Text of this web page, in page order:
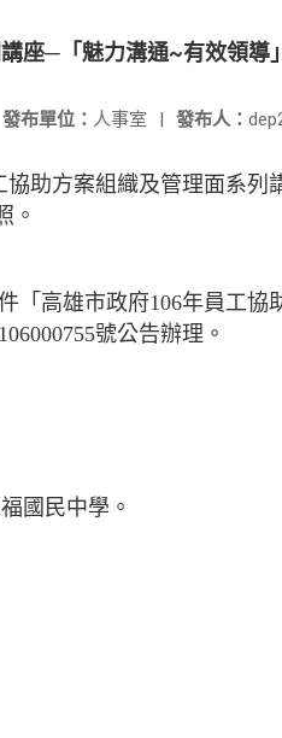
座─「魅力溝通~有效領導」
發布人：
發布單位： 人事室 |
協助方案組織及管理面系列
。
「高雄市政府106年員工協
號公告辦理。
國民中學。